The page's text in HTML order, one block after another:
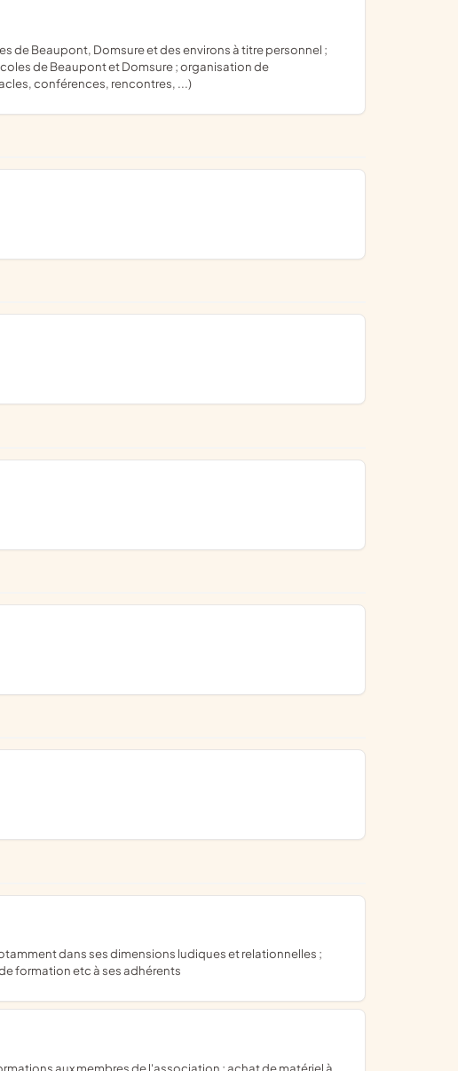
de Beaupont et Domsure ; organisation de
conférences, rencontres, ...)
formation etc à ses adhérents